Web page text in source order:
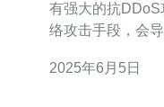
有强大的抗
络攻击手段，会
台湾地理位置优
2025年6月5日